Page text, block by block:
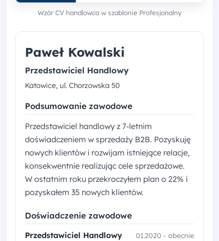
Wzór CV handlowca w szablonie Profesjonalny
Paweł Kowalski
Przedstawiciel Handlowy
Katowice, ul. Chorzowska 50
Podsumowanie zawodowe
Przedstawiciel handlowy z 7-letnim
doświadczeniem w sprzedaży B2B. Pozyskuję
nowych klientów i rozwijam istniejące relacje,
konsekwentnie realizując cele sprzedażowe.
W ostatnim roku przekroczyłem plan o 22% i
pozyskałem 35 nowych klientów.
Doświadczenie zawodowe
Przedstawiciel Handlowy 01.2020 - obecnie